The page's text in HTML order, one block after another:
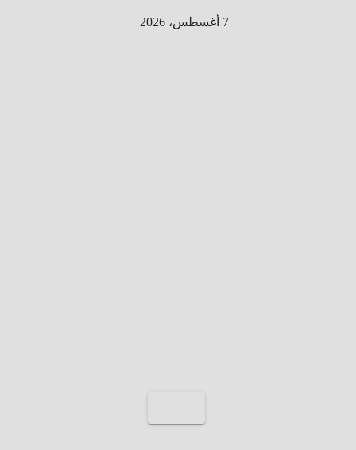
7 أغسطس، 2026